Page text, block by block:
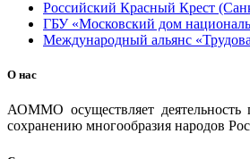
Российский Красный Крест
ГБУ «Московский дом
Международный альянс
О нас
АОММО осуществляет деятельность
сохранению многообразия народов